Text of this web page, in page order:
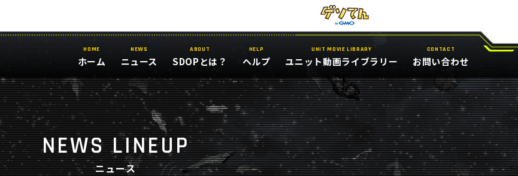
HOME
ホーム
NEWS
ニュース
ABOUT
SDOPとは？
HELP
ヘルプ
UNIT MOVIE LIBRARY
ユニット動画ライブラリー
CONTACT
お問い合わせ
NEWS LINEUP
ニュース